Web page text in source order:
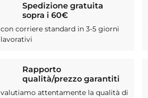
Spedizione gratuita
sopra i 60€
con corriere standard in 3-5 giorni
lavorativi
Rapporto
qualità/prezzo garantiti
valutiamo attentamente la qualità di